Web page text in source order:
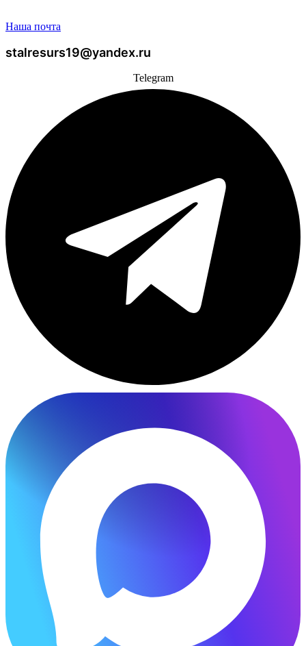
Наша почта
stalresurs19@yandex.ru
Telegram